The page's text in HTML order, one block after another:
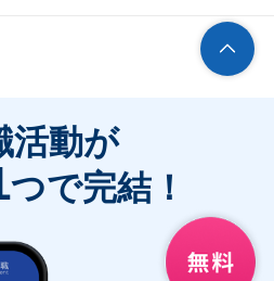
活動が
つで完結！